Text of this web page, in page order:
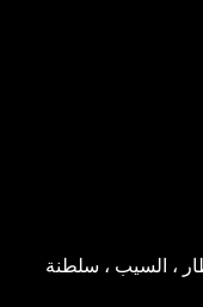
، السيب ، سلطنة